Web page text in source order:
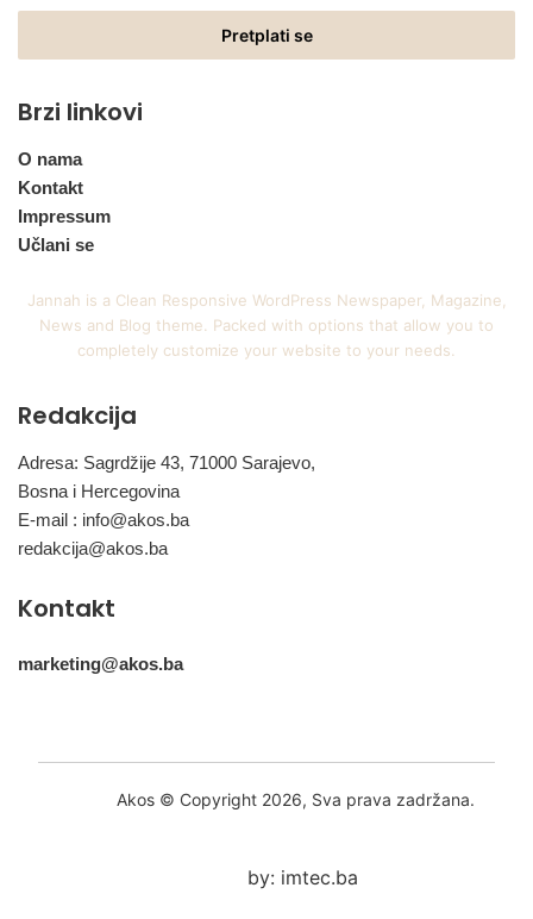
Email
Brzi linkovi
O nama
Kontakt
Impressum
Učlani se
Jannah is a Clean Responsive WordPress Newspaper, Magazine,
News and Blog theme. Packed with options that allow you to
completely customize your website to your needs.
Redakcija
Adresa: Sagrdžije 43, 71000 Sarajevo,
Bosna i Hercegovina
E-mail : info@akos.ba
redakcija@akos.ba
Kontakt
marketing@akos.ba
Akos © Copyright 2026, Sva prava zadržana.
by: imtec.ba